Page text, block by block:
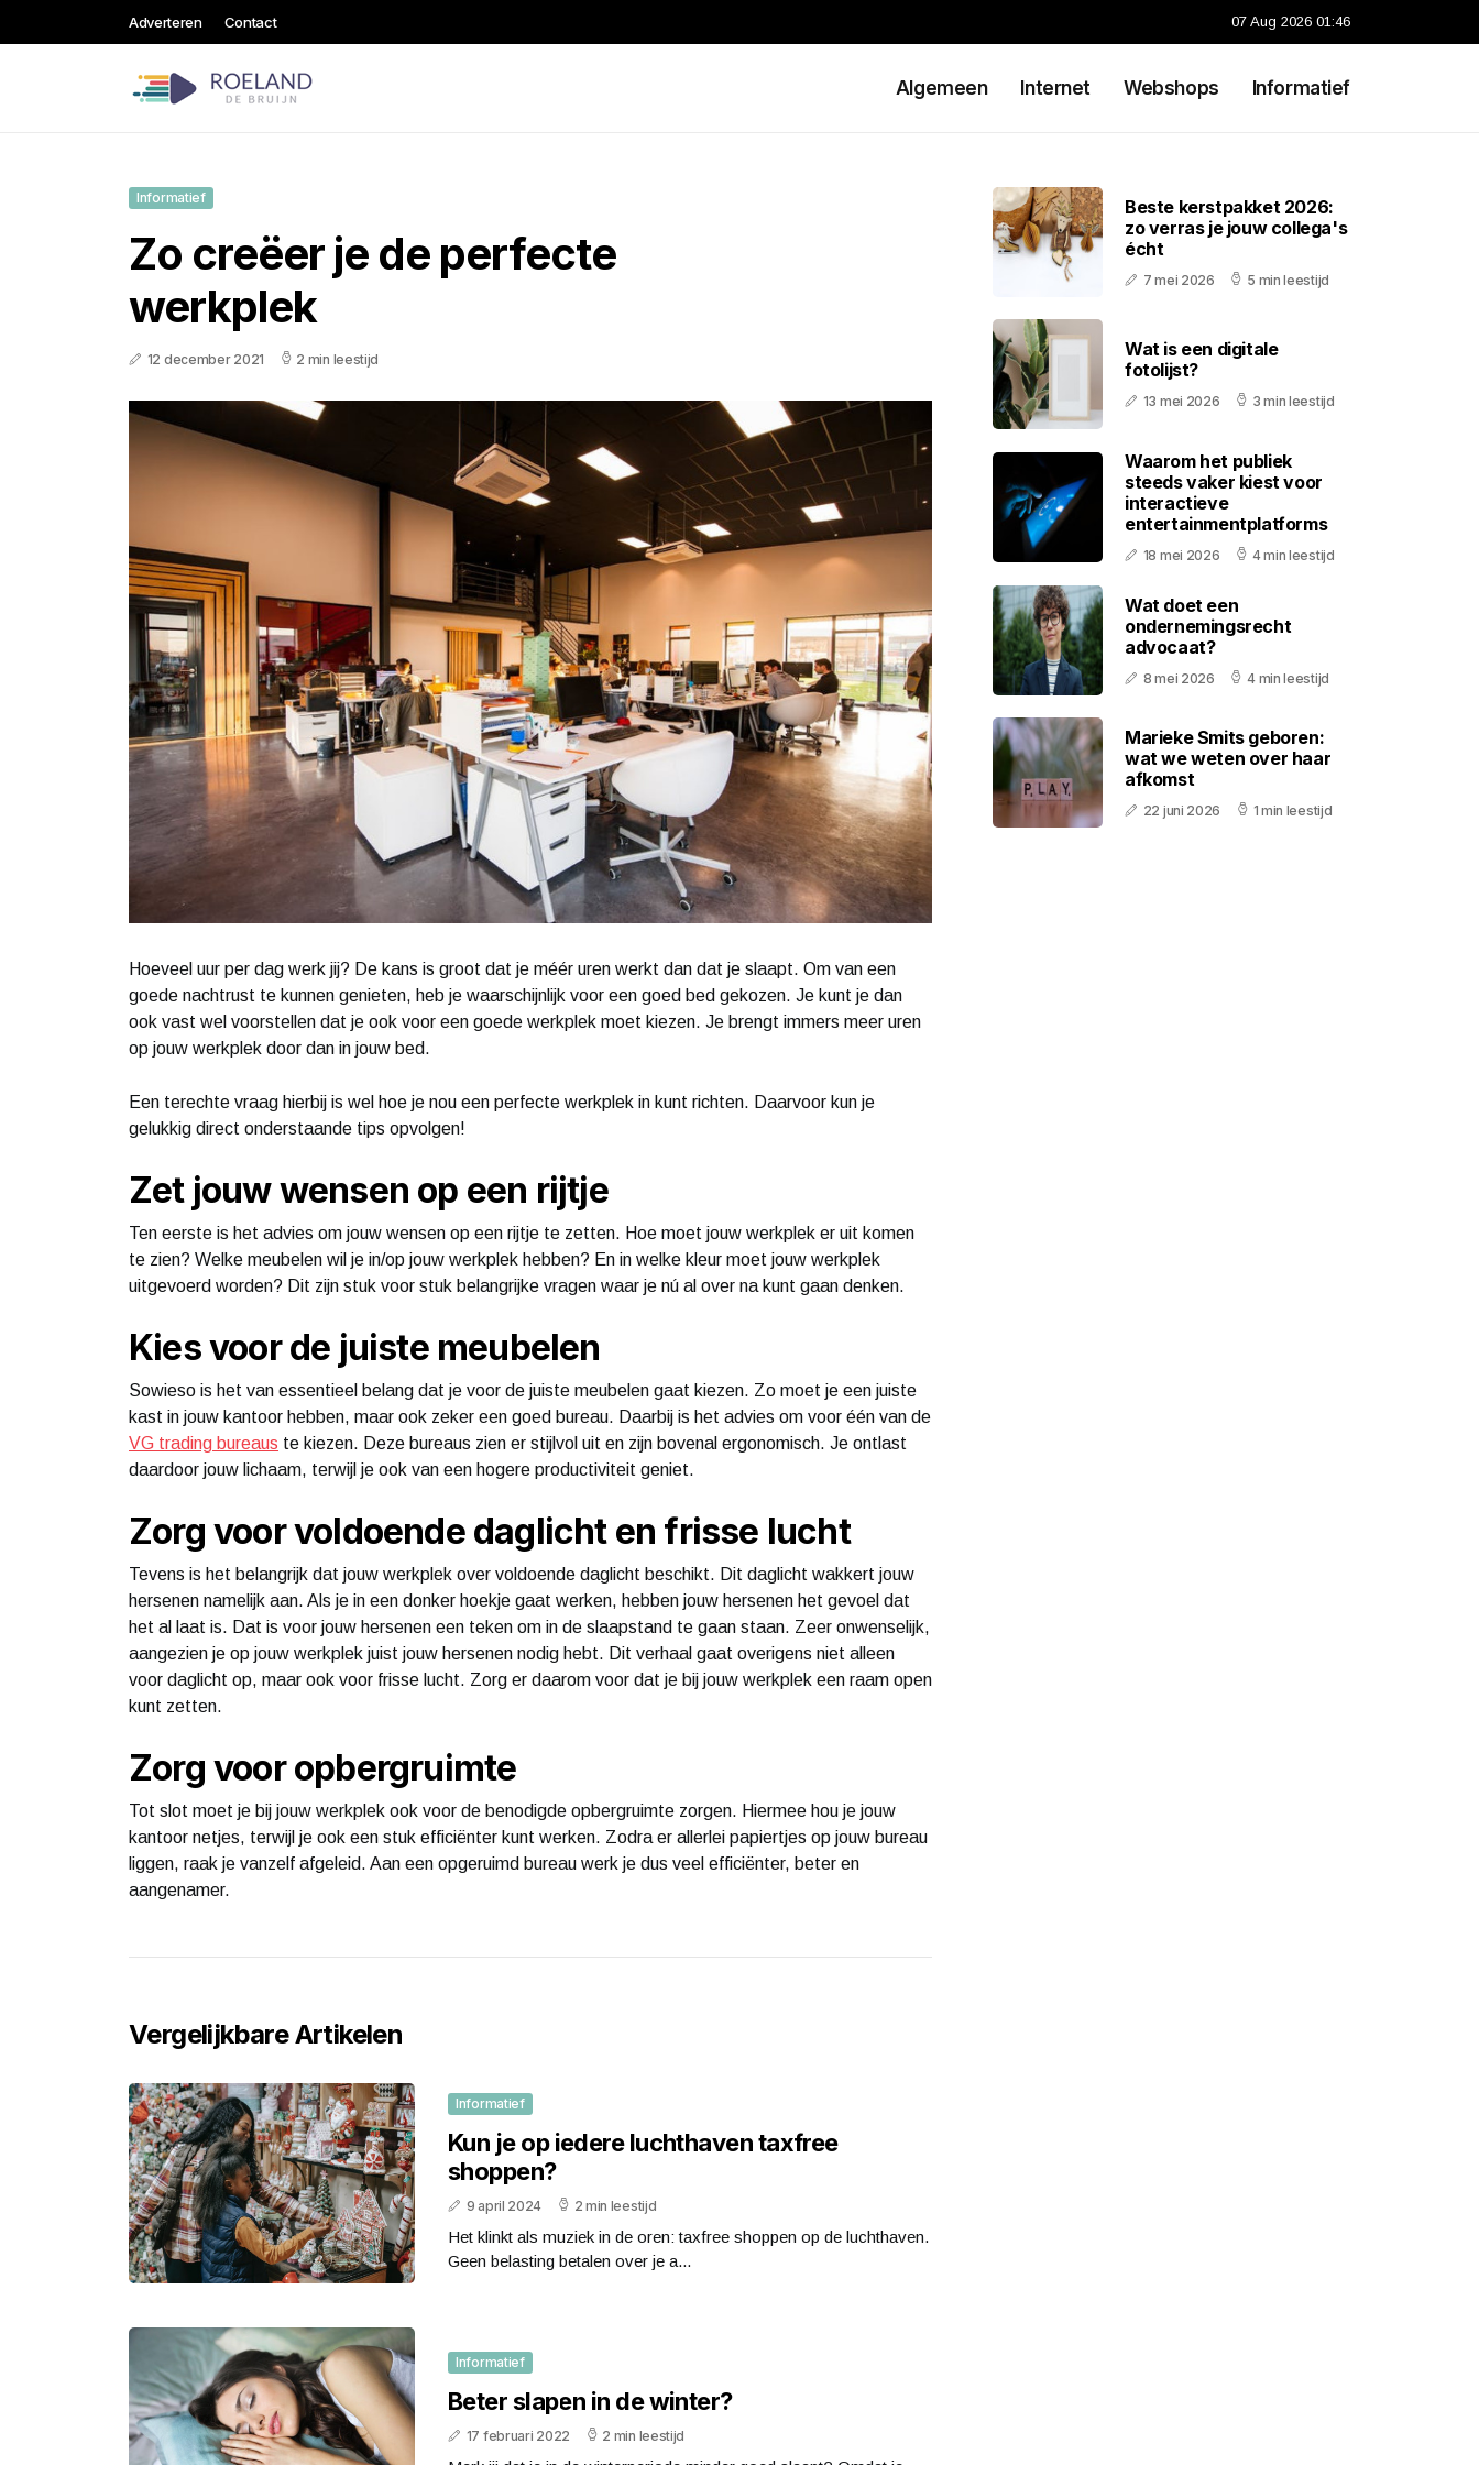
Adverteren Contact 07 Aug 2026 01:46
Algemeen Internet Webshops Informatief
Informatief
Zo creëer je de perfecte
werkplek
12 december 2021 2 min leestijd
Hoeveel uur per dag werk jij? De kans is groot dat je méér uren werkt dan dat je slaapt. Om van een
goede nachtrust te kunnen genieten, heb je waarschijnlijk voor een goed bed gekozen. Je kunt je dan
ook vast wel voorstellen dat je ook voor een goede werkplek moet kiezen. Je brengt immers meer uren
op jouw werkplek door dan in jouw bed.
Een terechte vraag hierbij is wel hoe je nou een perfecte werkplek in kunt richten. Daarvoor kun je
gelukkig direct onderstaande tips opvolgen!
Zet jouw wensen op een rijtje
Ten eerste is het advies om jouw wensen op een rijtje te zetten. Hoe moet jouw werkplek er uit komen
te zien? Welke meubelen wil je in/op jouw werkplek hebben? En in welke kleur moet jouw werkplek
uitgevoerd worden? Dit zijn stuk voor stuk belangrijke vragen waar je nú al over na kunt gaan denken.
Kies voor de juiste meubelen
Sowieso is het van essentieel belang dat je voor de juiste meubelen gaat kiezen. Zo moet je een juiste
kast in jouw kantoor hebben, maar ook zeker een goed bureau. Daarbij is het advies om voor één van de
VG trading bureaus te kiezen. Deze bureaus zien er stijlvol uit en zijn bovenal ergonomisch. Je ontlast
daardoor jouw lichaam, terwijl je ook van een hogere productiviteit geniet.
Zorg voor voldoende daglicht en frisse lucht
Tevens is het belangrijk dat jouw werkplek over voldoende daglicht beschikt. Dit daglicht wakkert jouw
hersenen namelijk aan. Als je in een donker hoekje gaat werken, hebben jouw hersenen het gevoel dat
het al laat is. Dat is voor jouw hersenen een teken om in de slaapstand te gaan staan. Zeer onwenselijk,
aangezien je op jouw werkplek juist jouw hersenen nodig hebt. Dit verhaal gaat overigens niet alleen
voor daglicht op, maar ook voor frisse lucht. Zorg er daarom voor dat je bij jouw werkplek een raam open
kunt zetten.
Zorg voor opbergruimte
Tot slot moet je bij jouw werkplek ook voor de benodigde opbergruimte zorgen. Hiermee hou je jouw
kantoor netjes, terwijl je ook een stuk efficiënter kunt werken. Zodra er allerlei papiertjes op jouw bureau
liggen, raak je vanzelf afgeleid. Aan een opgeruimd bureau werk je dus veel efficiënter, beter en
aangenamer.
Vergelijkbare Artikelen
Informatief
Kun je op iedere luchthaven taxfree
shoppen?
9 april 2024 2 min leestijd
Het klinkt als muziek in de oren: taxfree shoppen op de luchthaven.
Geen belasting betalen over je a...
Informatief
Beter slapen in de winter?
17 februari 2022 2 min leestijd
Beste kerstpakket 2026:
zo verras je jouw collega's
écht
7 mei 2026 5 min leestijd
Wat is een digitale
fotolijst?
13 mei 2026 3 min leestijd
Waarom het publiek
steeds vaker kiest voor
interactieve
entertainmentplatforms
18 mei 2026 4 min leestijd
Wat doet een
ondernemingsrecht
advocaat?
8 mei 2026 4 min leestijd
Marieke Smits geboren:
wat we weten over haar
afkomst
22 juni 2026 1 min leestijd